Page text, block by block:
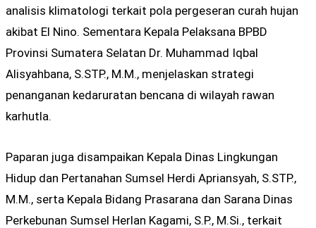
analisis klimatologi terkait pola pergeseran curah hujan
akibat El Nino. Sementara Kepala Pelaksana BPBD
Provinsi Sumatera Selatan Dr. Muhammad Iqbal
Alisyahbana, S.STP., M.M., menjelaskan strategi
penanganan kedaruratan bencana di wilayah rawan
karhutla.
Paparan juga disampaikan Kepala Dinas Lingkungan
Hidup dan Pertanahan Sumsel Herdi Apriansyah, S.STP.,
M.M., serta Kepala Bidang Prasarana dan Sarana Dinas
Perkebunan Sumsel Herlan Kagami, S.P., M.Si., terkait